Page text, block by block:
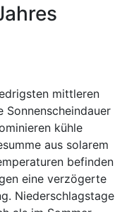
mittleren
kühle
aus solarem
befinden
eine verzögerte
Niederschlagstage